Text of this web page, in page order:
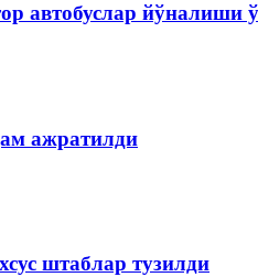
автобуслар йўналиши
ажратилди
штаблар тузилди